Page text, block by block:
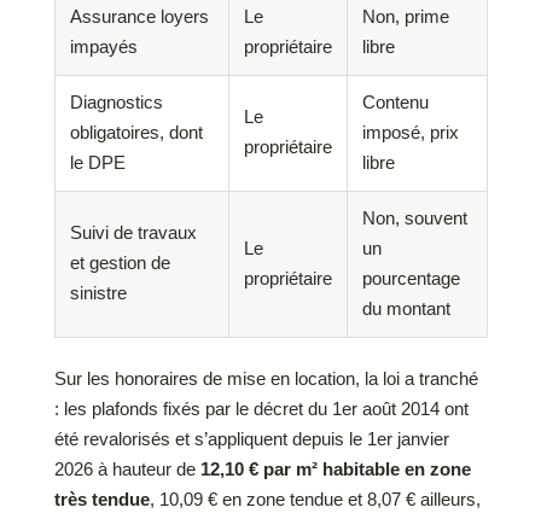
Assurance loyers
impayés
Le
propriétaire
Non, prime
libre
Diagnostics
obligatoires, dont
le DPE
Le
propriétaire
Contenu
imposé, prix
libre
Suivi de travaux
et gestion de
sinistre
Le
propriétaire
Non, souvent
un
pourcentage
du montant
Sur les honoraires de mise en location, la loi a tranché
: les plafonds fixés par le décret du 1er août 2014 ont
été revalorisés et s’appliquent depuis le 1er janvier
2026 à hauteur de 12,10 € par m² habitable en zone
très tendue, 10,09 € en zone tendue et 8,07 € ailleurs,